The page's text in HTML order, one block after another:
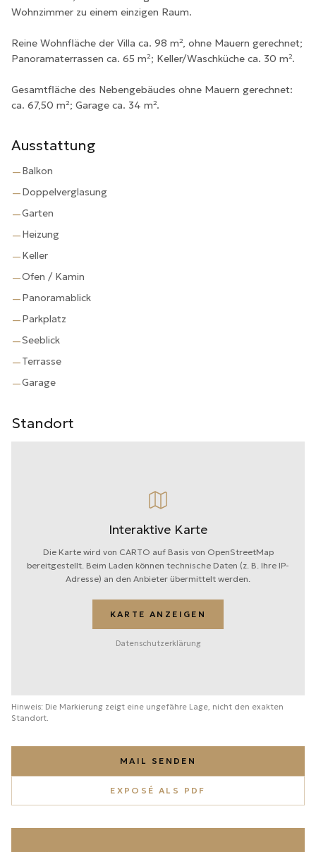
Wohnzimmer zu einem einzigen Raum.
Reine Wohnfläche der Villa ca. 98 m², ohne Mauern gerechnet;
Panoramaterrassen ca. 65 m²; Keller/Waschküche ca. 30 m².
Gesamtfläche des Nebengebäudes ohne Mauern gerechnet:
ca. 67,50 m²; Garage ca. 34 m².
Ausstattung
—Balkon
—Doppelverglasung
—Garten
—Heizung
—Keller
—Ofen / Kamin
—Panoramablick
—Parkplatz
—Seeblick
—Terrasse
—Garage
Standort
Interaktive Karte
Die Karte wird von CARTO auf Basis von OpenStreetMap
bereitgestellt. Beim Laden können technische Daten (z. B. Ihre IP-
Adresse) an den Anbieter übermittelt werden.
KARTE ANZEIGEN
Datenschutzerklärung
Hinweis: Die Markierung zeigt eine ungefähre Lage, nicht den exakten
Standort.
MAIL SENDEN
EXPOSÉ ALS PDF